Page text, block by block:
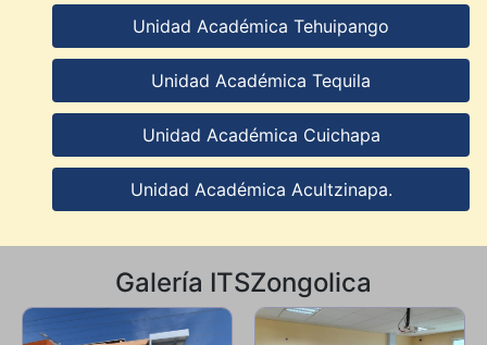
Unidad Académica Tehuipango
Unidad Académica Tequila
Unidad Académica Cuichapa
Unidad Académica Acultzinapa.
Galería ITSZongolica